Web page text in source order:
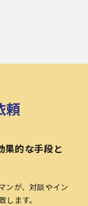
頼
果的な手段と
ンが、対談やイン
ます。